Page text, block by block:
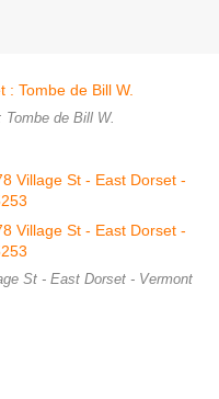
de Bill W.
St - East Dorset - Vermont